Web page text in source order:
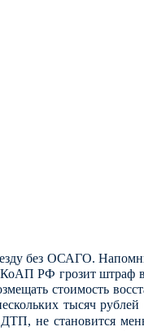
без ОСАГО.
КоАП РФ грозит
стоимость
тысяч
не становится